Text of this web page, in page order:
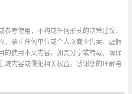
考使用，不构成任何形式的决策建议、
，禁止任何单位或个人以商业售卖、虚假
的使用本文内容。如需分享或转载，请保
减内容或侵犯相关权益。感谢您的理解与